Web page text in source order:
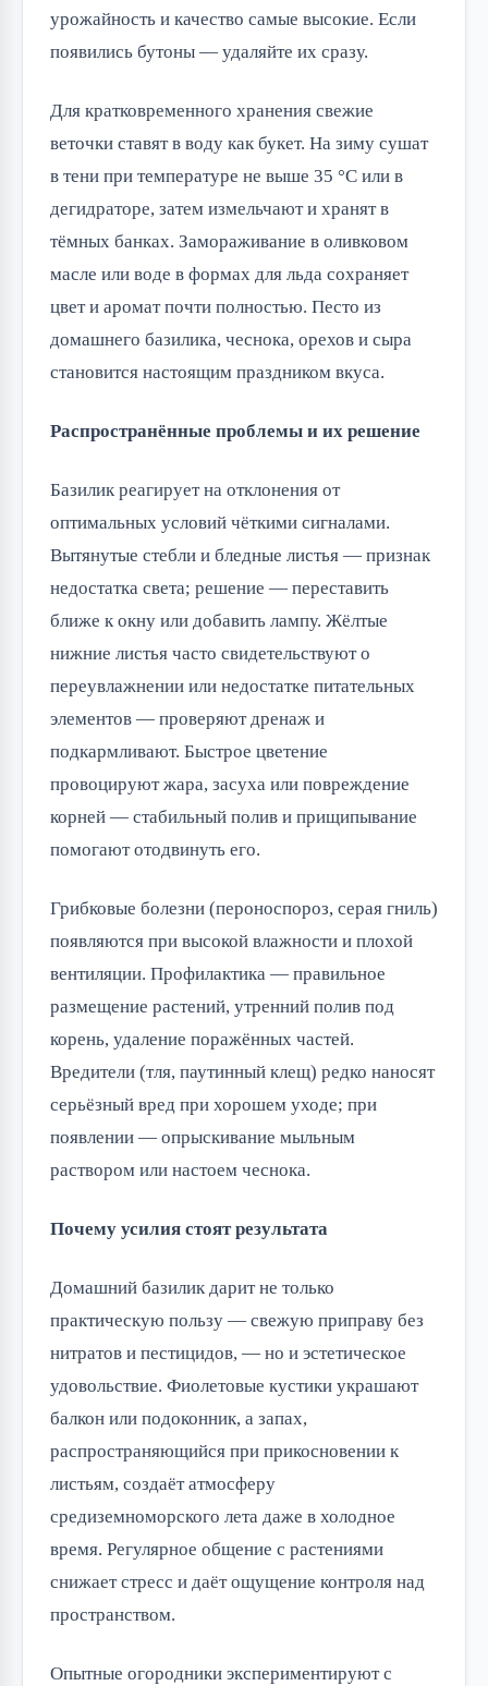
урожайность и качество самые высокие. Если
появились бутоны — удаляйте их сразу.
Для кратковременного хранения свежие
веточки ставят в воду как букет. На зиму сушат
в тени при температуре не выше 35 °C или в
дегидраторе, затем измельчают и хранят в
тёмных банках. Замораживание в оливковом
масле или воде в формах для льда сохраняет
цвет и аромат почти полностью. Песто из
домашнего базилика, чеснока, орехов и сыра
становится настоящим праздником вкуса.
Распространённые проблемы и их решение
Базилик реагирует на отклонения от
оптимальных условий чёткими сигналами.
Вытянутые стебли и бледные листья — признак
недостатка света; решение — переставить
ближе к окну или добавить лампу. Жёлтые
нижние листья часто свидетельствуют о
переувлажнении или недостатке питательных
элементов — проверяют дренаж и
подкармливают. Быстрое цветение
провоцируют жара, засуха или повреждение
корней — стабильный полив и прищипывание
помогают отодвинуть его.
Грибковые болезни (пероноспороз, серая гниль)
появляются при высокой влажности и плохой
вентиляции. Профилактика — правильное
размещение растений, утренний полив под
корень, удаление поражённых частей.
Вредители (тля, паутинный клещ) редко наносят
серьёзный вред при хорошем уходе; при
появлении — опрыскивание мыльным
раствором или настоем чеснока.
Почему усилия стоят результата
Домашний базилик дарит не только
практическую пользу — свежую приправу без
нитратов и пестицидов, — но и эстетическое
удовольствие. Фиолетовые кустики украшают
балкон или подоконник, а запах,
распространяющийся при прикосновении к
листьям, создаёт атмосферу
средиземноморского лета даже в холодное
время. Регулярное общение с растениями
снижает стресс и даёт ощущение контроля над
пространством.
Опытные огородники экспериментируют с